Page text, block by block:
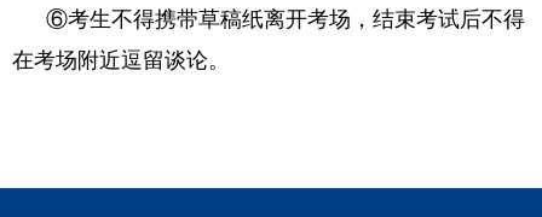
⑥考生不得携带草稿纸离开考场，结束考试后不得
在考场附近逗留谈论。